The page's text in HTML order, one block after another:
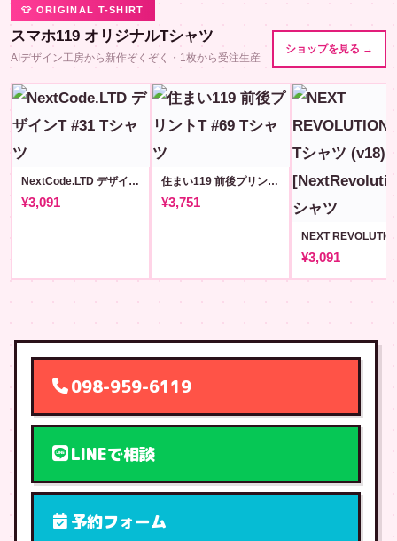
👕 ORIGINAL T-SHIRT
スマホ119 オリジナルTシャツ
AIデザイン工房から新作ぞくぞく・1枚から受注生産
ショップを見る →
NextCode.LTD デザインT #31
¥3,091
住まい119 前後プリントT #69
¥3,751
¥3,091
098-959-6119
LINEで相談
予約フォーム